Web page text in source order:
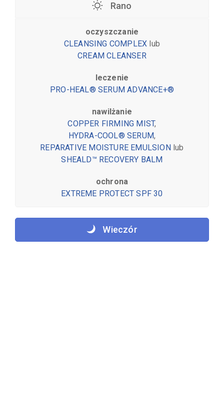
Rano
oczyszczanie
CLEANSING COMPLEX lub
CREAM CLEANSER
leczenie
PRO-HEAL® SERUM ADVANCE+®
nawilżanie
COPPER FIRMING MIST,
HYDRA-COOL® SERUM,
REPARATIVE MOISTURE EMULSION lub
SHEALD™ RECOVERY BALM
ochrona
EXTREME PROTECT SPF 30
Wieczór